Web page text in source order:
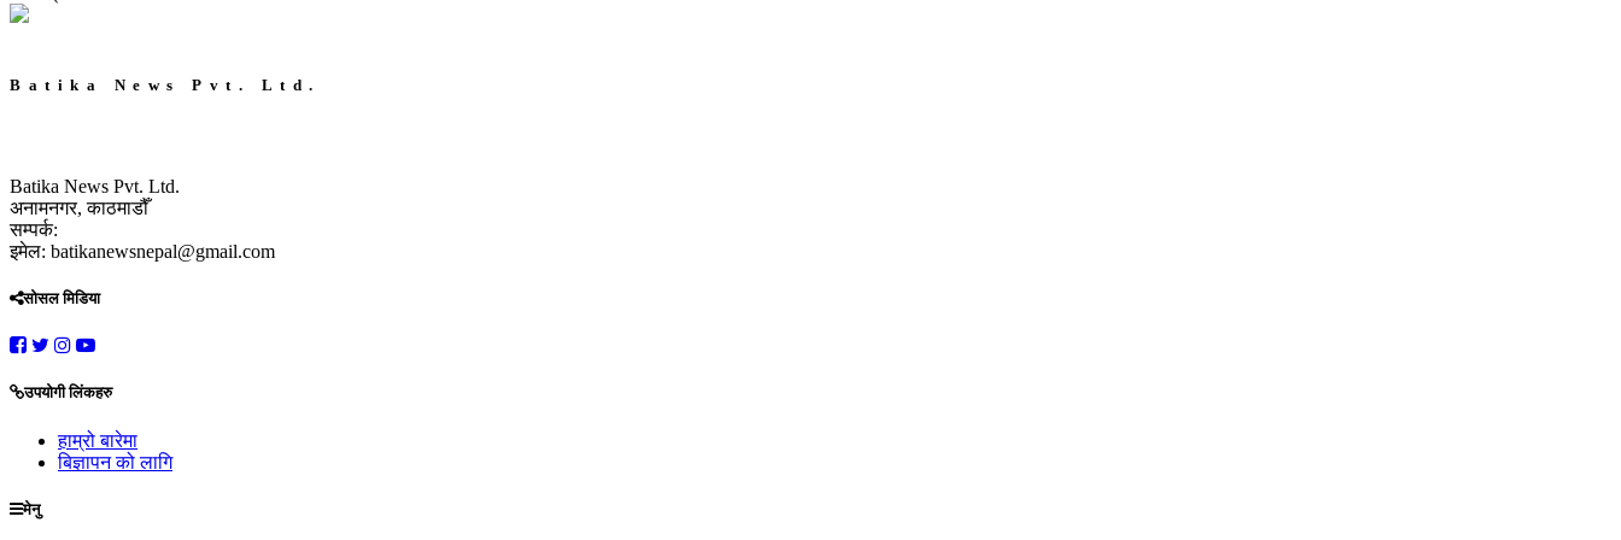
Batika News Pvt. Ltd.
Batika News Pvt. Ltd.
अनामनगर, काठमाडौँ
सम्पर्क:
इमेल: batikanewsnepal@gmail.com
सोसल मिडिया
उपयोगी लिंकहरु
हाम्रो बारेमा
बिज्ञापन को लागि
मेनु